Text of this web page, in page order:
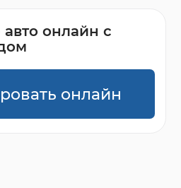
онлайн с
онлайн